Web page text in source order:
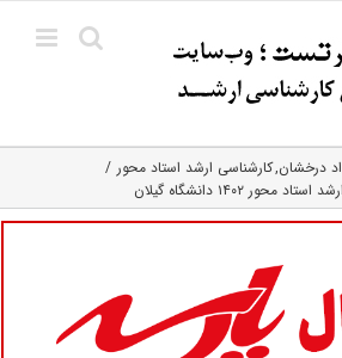
درخشان کارشناسی ارشد استاد محور
۱۴۰۲ دانشگاه گیلان